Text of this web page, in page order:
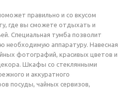
правильно и со вкусом
где вы сможете отдыхать и
Специальная тумба позволит
необходимую аппаратуру. Навесная
фотографий, красивых цветов и
Шкафы со стеклянными
и аккуратного
посуды, чайных сервизов,